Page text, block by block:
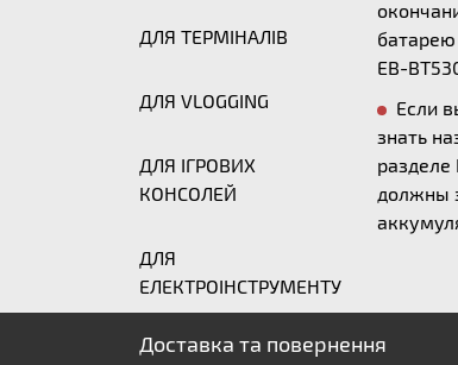
ДЛЯ ТЕРМІНАЛІВ
ДЛЯ VLOGGING
ДЛЯ ІГРОВИХ
КОНСОЛЕЙ
ДЛЯ
ЕЛЕКТРОІНСТРУМЕНТУ
батарею
EB-
Если
знать
должны
Доставка та повернення